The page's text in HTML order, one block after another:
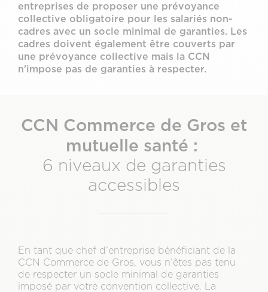
entreprises de proposer une prévoyance
collective obligatoire pour les salariés non-
cadres avec un socle minimal de garanties. Les
cadres doivent également être couverts par
une prévoyance collective mais la CCN
n'impose pas de garanties à respecter.
CCN Commerce de Gros et
mutuelle santé :
6 niveaux de garanties
accessibles
En tant que chef d’entreprise bénéficiant de la
CCN Commerce de Gros, vous n’êtes pas tenu
de respecter un socle minimal de garanties
imposé par votre convention collective. La